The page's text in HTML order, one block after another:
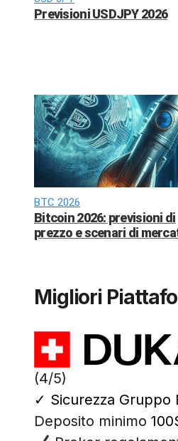
Previsioni USDJPY 2026
BTC 2026
Bitcoin 2026: previsioni di
prezzo e scenari di
Migliori
(4/5)
✓ Sicurezza Gruppo
Deposito minimo